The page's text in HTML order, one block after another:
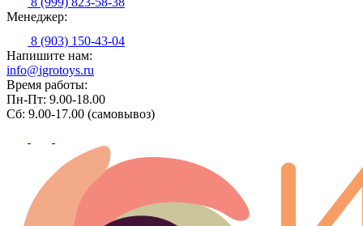
Менеджер:
8 (903) 150-43-04
Напишите нам:
info@igrotoys.ru
Время работы:
Пн-Пт: 9.00-18.00
Сб: 9.00-17.00 (самовывоз)